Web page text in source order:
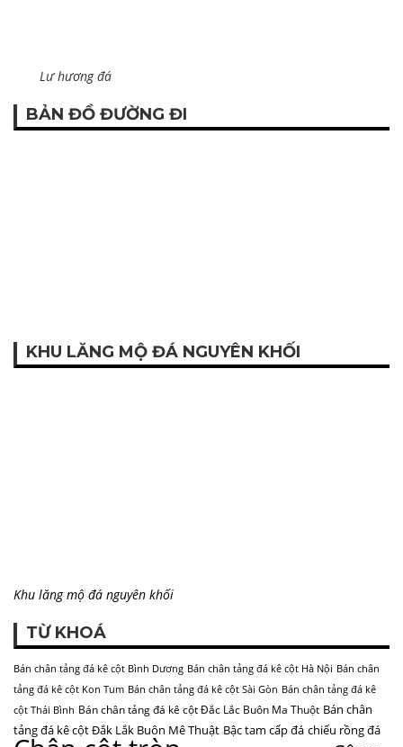
Lư hương đá
BẢN ĐỒ ĐƯỜNG ĐI
KHU LĂNG MỘ ĐÁ NGUYÊN KHỐI
Khu lăng mộ đá nguyên khối
TỪ KHOÁ
Bán chân tảng đá kê cột Bình Dương Bán chân tảng đá kê cột Hà Nội Bán chân
tảng đá kê cột Kon Tum Bán chân tảng đá kê cột Sài Gòn Bán chân tảng đá kê
cột Thái Bình Bán chân tảng đá kê cột Đắc Lắc Buôn Ma Thuột Bán chân
tảng đá kê cột Đắk Lắk Buôn Mê Thuật Bậc tam cấp đá chiếu rồng đá